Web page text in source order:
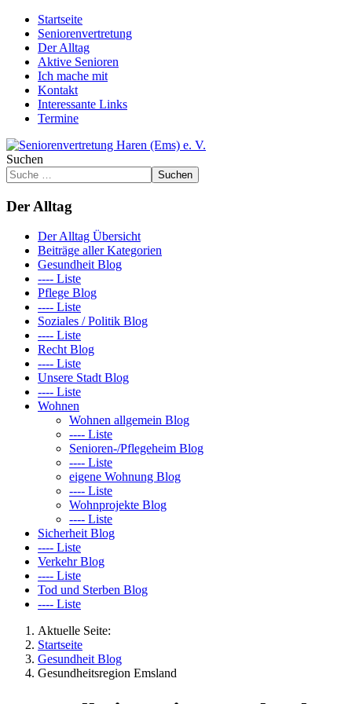
Startseite
Seniorenvertretung
Der Alltag
Aktive Senioren
Ich mache mit
Kontakt
Interessante Links
Termine
Suchen
Suchen
Der Alltag
Der Alltag Übersicht
Beiträge aller Kategorien
Gesundheit Blog
---- Liste
Pflege Blog
---- Liste
Soziales / Politik Blog
---- Liste
Recht Blog
---- Liste
Unsere Stadt Blog
---- Liste
Wohnen
Wohnen allgemein Blog
---- Liste
Senioren-/Pflegeheim Blog
---- Liste
eigene Wohnung Blog
---- Liste
Wohnprojekte Blog
---- Liste
Sicherheit Blog
---- Liste
Verkehr Blog
---- Liste
Tod und Sterben Blog
---- Liste
Aktuelle Seite:
Startseite
Gesundheit Blog
Gesundheitsregion Emsland